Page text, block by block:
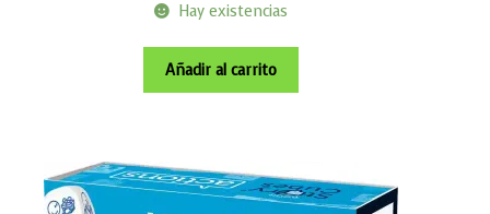
Hay existencias
Añadir al carrito